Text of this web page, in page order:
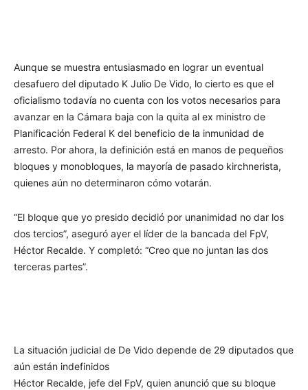
Aunque se muestra entusiasmado en lograr un eventual
desafuero del diputado K Julio De Vido, lo cierto es que el
oficialismo todavía no cuenta con los votos necesarios para
avanzar en la Cámara baja con la quita al ex ministro de
Planificación Federal K del beneficio de la inmunidad de
arresto. Por ahora, la definición está en manos de pequeños
bloques y monobloques, la mayoría de pasado kirchnerista,
quienes aún no determinaron cómo votarán.
“El bloque que yo presido decidió por unanimidad no dar los
dos tercios”, aseguró ayer el líder de la bancada del FpV,
Héctor Recalde. Y completó: “Creo que no juntan las dos
terceras partes”.
La situación judicial de De Vido depende de 29 diputados que
aún están indefinidos
Héctor Recalde, jefe del FpV, quien anunció que su bloque